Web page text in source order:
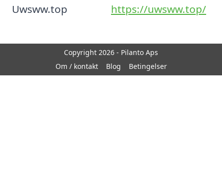
Uwsww.top
https://uwsww.top/
Copyright 2026 - Pilanto Aps
Om / kontakt
Blog Betingelser